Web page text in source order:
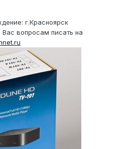
г.Красноярск
вопросам писать на